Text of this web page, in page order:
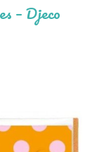
– Djeco